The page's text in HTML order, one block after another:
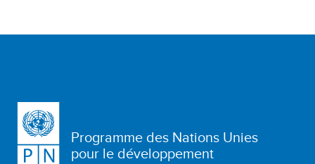
Programme des Nations Unies
pour le développement